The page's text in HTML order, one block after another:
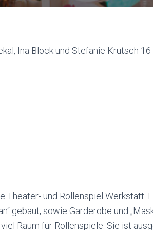
Ina Block und Stefanie Krutsch
Theater- und Rollenspiel Werkstatt.
gebaut, sowie Garderobe und
Raum für Rollenspiele. Sie ist